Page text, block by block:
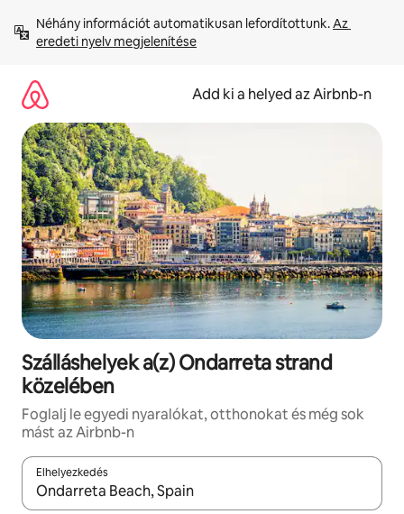
tartalomra
Néhány információt automatikusan lefordítottunk. Az
eredeti nyelv megjelenítése
Add ki a helyed az Airbnb-n
Szálláshelyek a(z) Ondarreta strand
közelében
Foglalj le egyedi nyaralókat, otthonokat és még sok
mást az Airbnb-n
Elhelyezkedés
Az eredmények között a felfelé és a lefelé nyíllal